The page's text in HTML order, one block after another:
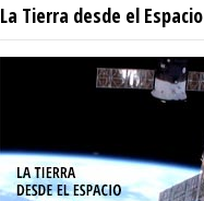
La Tierra desde el Espacio